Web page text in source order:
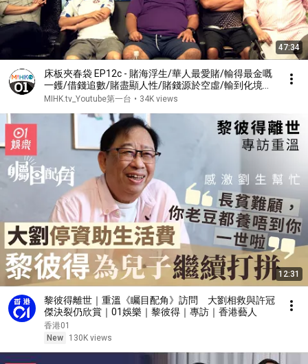
47:34
床板夾春袋 EP12c - 賭海浮生/華人最愛賭/輸得最金嘅
一鑊/借錢追數/賭盡顯人性/賭錢源於空虛/輸到化境才
能戒賭/詹培忠賭愽心經 - 20170825c
MIHK.tv_Youtube第一台 • 34K views
12:31
黎彼得離世｜重溫《矚目配角》訪問 大劉相救與許冠
傑決裂仍欣賞｜01娛樂｜黎彼得｜專訪｜香港藝人
香港01
New
130K views